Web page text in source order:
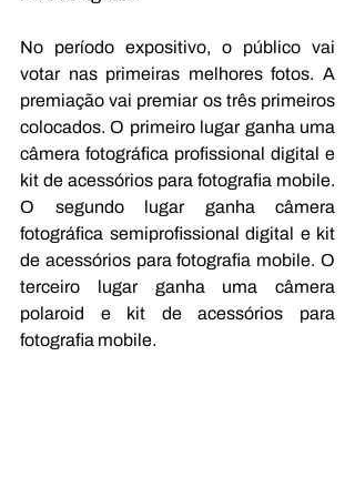
No período expositivo, o público vai
votar nas primeiras melhores fotos. A
premiação vai premiar os três primeiros
colocados. O primeiro lugar ganha uma
câmera fotográfica profissional digital e
kit de acessórios para fotografia mobile.
O segundo lugar ganha câmera
fotográfica semiprofissional digital e kit
de acessórios para fotografia mobile. O
terceiro lugar ganha uma câmera
polaroid e kit de acessórios para
fotografia mobile.